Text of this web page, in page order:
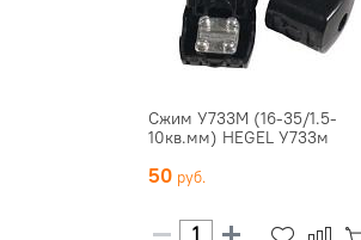
Сжим У733М (16-35/1.5-
10кв.мм) HEGEL У733м
50